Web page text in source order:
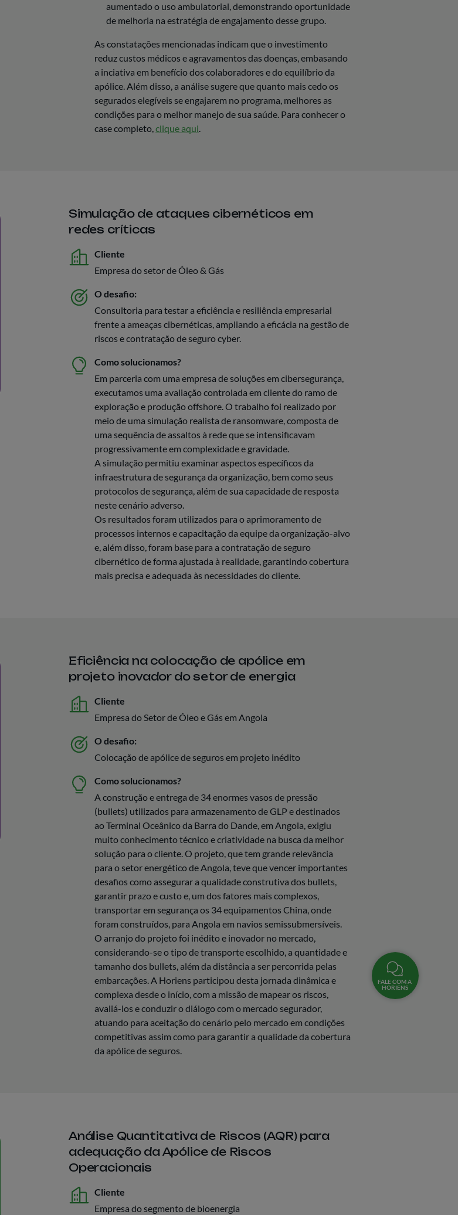
aumentado o uso ambulatorial, demonstrando oportunidade
de melhoria na estratégia de engajamento desse grupo.
As constatações mencionadas indicam que o investimento
reduz custos médicos e agravamentos das doenças, embasando
a inciativa em benefício dos colaboradores e do equilíbrio da
apólice. Além disso, a análise sugere que quanto mais cedo os
segurados elegíveis se engajarem no programa, melhores as
condições para o melhor manejo de sua saúde. Para conhecer o
case completo,clique aqui.
Simulação de ataques cibernéticos em
redes críticas
Cliente
Empresa do setor de Óleo & Gás
O desafio:
Consultoria para testar a eficiência e resiliência empresarial
frente a ameaças cibernéticas, ampliando a eficácia na gestão de
riscos e contratação de seguro cyber.
Como solucionamos?
Em parceria com uma empresa de soluções em cibersegurança,
executamos uma avaliação controlada em cliente do ramo de
exploração e produção offshore. O trabalho foi realizado por
meio de uma simulação realista de ransomware, composta de
uma sequência de assaltos à rede que se intensificavam
progressivamente em complexidade e gravidade.
A simulação permitiu examinar aspectos específicos da
infraestrutura de segurança da organização, bem como seus
protocolos de segurança, além de sua capacidade de resposta
neste cenário adverso.
Os resultados foram utilizados para o aprimoramento de
processos internos e capacitação da equipe da organização-alvo
e, além disso, foram base para a contratação de seguro
cibernético de forma ajustada à realidade, garantindo cobertura
mais precisa e adequada às necessidades do cliente.
Eficiência na colocação de apólice em
projeto inovador do setor de energia
Cliente
Empresa do Setor de Óleo e Gás em Angola
O desafio:
Colocação de apólice de seguros em projeto inédito
Como solucionamos?
A construção e entrega de 34 enormes vasos de pressão
(bullets) utilizados para armazenamento de GLP e destinados
ao Terminal Oceânico da Barra do Dande, em Angola, exigiu
muito conhecimento técnico e criatividade na busca da melhor
solução para o cliente. O projeto, que tem grande relevância
para o setor energético de Angola, teve que vencer importantes
desafios como assegurar a qualidade construtiva dos bullets,
garantir prazo e custo e, um dos fatores mais complexos,
transportar em segurança os 34 equipamentos China, onde
foram construídos, para Angola em navios semissubmersíveis.
O arranjo do projeto foi inédito e inovador no mercado,
considerando-se o tipo de transporte escolhido, a quantidade e
tamanho dos bullets, além da distância a ser percorrida pelas
embarcações. A Horiens participou desta jornada dinâmica e
complexa desde o início, com a missão de mapear os riscos,
avaliá-los e conduzir o diálogo com o mercado segurador,
atuando para aceitação do cenário pelo mercado em condições
competitivas assim como para garantir a qualidade da cobertura
da apólice de seguros.
Análise Quantitativa de Riscos (AQR) para
adequação da Apólice de Riscos
Operacionais
Cliente
Empresa do segmento de bioenergia
FALE COM A
HORIENS